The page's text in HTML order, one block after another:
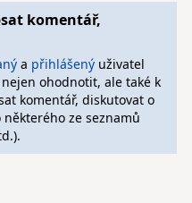
komentář,
a přihlášenýuživatel
ohodnotit, ale také k
komentář, diskutovat o
ze seznamů